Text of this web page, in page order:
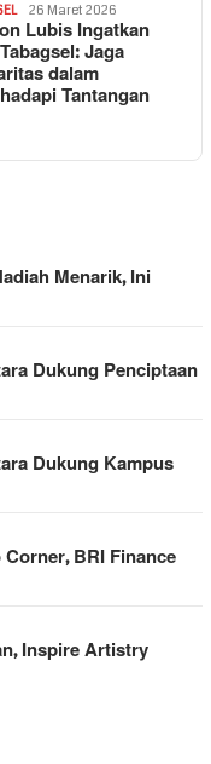
26 Maret 2026
Lubis Ingatkan
Jaga
dalam
Tantangan
Menarik, Ini
Dukung Penciptaan
Dukung Kampus
BRI Finance
Inspire Artistry